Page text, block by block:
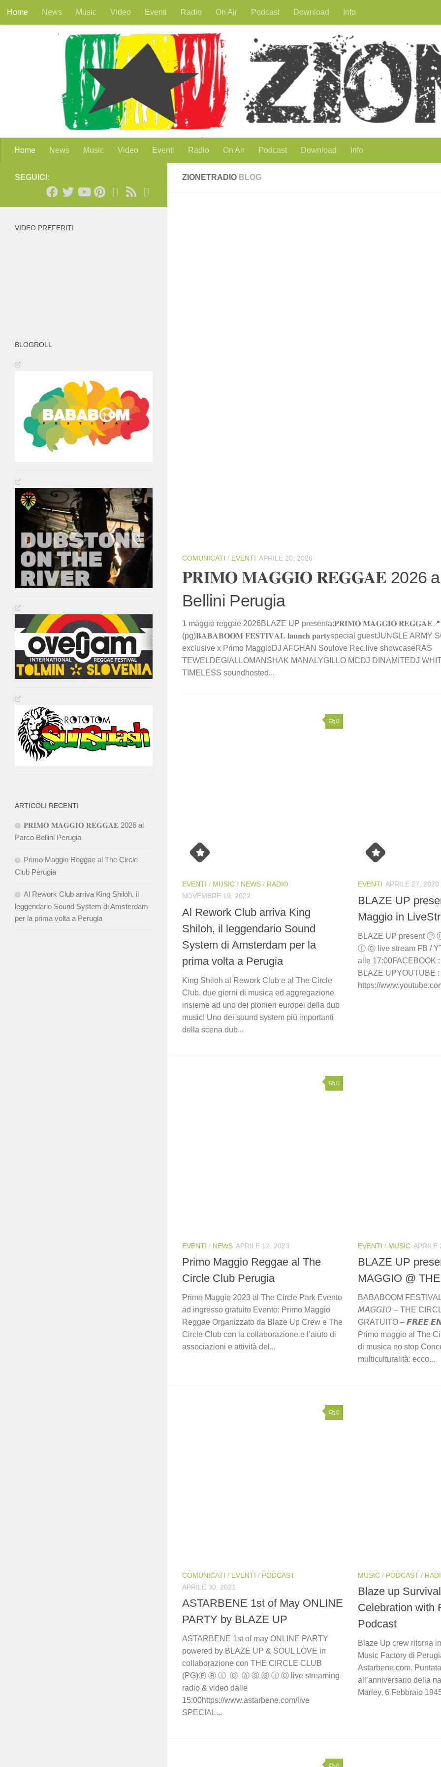
Salta al contenuto
Home News Music Video Eventi Radio On Air Podcast Download Info
Home News Music Video Eventi Radio On Air Podcast Download Info
ZIONETRADIO BLOG
COMUNICATI / EVENTI APRILE 20, 2026
𝐏𝐑𝐈𝐌𝐎 𝐌𝐀𝐆𝐆𝐈𝐎 𝐑𝐄𝐆𝐆𝐀𝐄 2026 al
Bellini Perugia
1 maggio reggae 2026BLAZE UP presenta:𝐏𝐑𝐈𝐌𝐎 𝐌𝐀𝐆𝐆𝐈𝐎
(pg)𝐁𝐀𝐁𝐀𝐁𝐎𝐎𝐌 𝐅𝐄𝐒𝐓𝐈𝐕𝐀𝐋 𝐥𝐚𝐮𝐧𝐜𝐡 𝐩𝐚𝐫𝐭𝐲special guestJUNGLE ARMY
exclusive x Primo MaggioDJ AFGHAN Soulove Rec.live showcaseRAS
TEWELDEGIALLOMANSHAK MANALYGILLO MCDJ DINAMITEDJ
TIMELESS soundhosted...
0
EVENTI / MUSIC / NEWS / RADIO
NOVEMBRE 19, 2022
Al Rework Club arriva King
Shiloh, il leggendario Sound
System di Amsterdam per la
prima volta a Perugia
King Shiloh al Rework Club e al The Circle
Club, due giorni di musica ed aggregazione
insieme ad uno dei pionieri europei della dub
music! Uno dei sound system più importanti
della scena dub...
EVENTI APRILE 27, 2020
BLAZE UP
Maggio in
BLAZE UP
Ⓘ Ⓞ live stream FB /
alle 17:00FACEBOOK
BLAZE UPYOUTUBE :
https://
0
EVENTI / NEWS APRILE 12, 2023
Primo Maggio Reggae al The
Circle Club Perugia
Primo Maggio 2023 al The Circle Park Evento
ad ingresso gratuito Evento: Primo Maggio
Reggae Organizzato da Blaze Up Crew e The
Circle Club con la collaborazione e l’aiuto di
associazioni e attività del...
EVENTI / MUSIC APRILE
BLAZE UP
MAGGIO @
BABABOOM
𝘔𝘈𝘎𝘎𝘐𝘖 – THE
GRATUITO – 𝙁𝙍𝙀𝙀
Primo maggio al The
di musica no stop
multiculturalità: ecco...
0
COMUNICATI / EVENTI / PODCAST
APRILE 30, 2021
ASTARBENE 1st of May ONLINE
PARTY by BLAZE UP
ASTARBENE 1st of may ONLINE PARTY
powered by BLAZE UP & SOUL LOVE in
collaborazione con THE CIRCLE CLUB
(PG)Ⓟ Ⓡ Ⓘ Ⓞ Ⓐ Ⓖ Ⓖ Ⓘ Ⓞ live streaming
radio & video dalle
15:00https://www.astarbene.com/live
SPECIAL...
MUSIC / PODCAST /
Blaze up
Celebration with
Podcast
Blaze Up crew ritorna
Music Factory di
Astarbene.com.
all’anniversario della
Marley, 6 Febbraio
SEGUICI:
VIDEO PREFERITI
BLOGROLL
ARTICOLI RECENTI
𝐏𝐑𝐈𝐌𝐎 𝐌𝐀𝐆𝐆𝐈𝐎 𝐑𝐄𝐆𝐆𝐀𝐄 2026 al
Parco Bellini Perugia
Primo Maggio Reggae al The Circle
Club Perugia
Al Rework Club arriva King Shiloh, il
leggendario Sound System di Amsterdam
per la prima volta a Perugia